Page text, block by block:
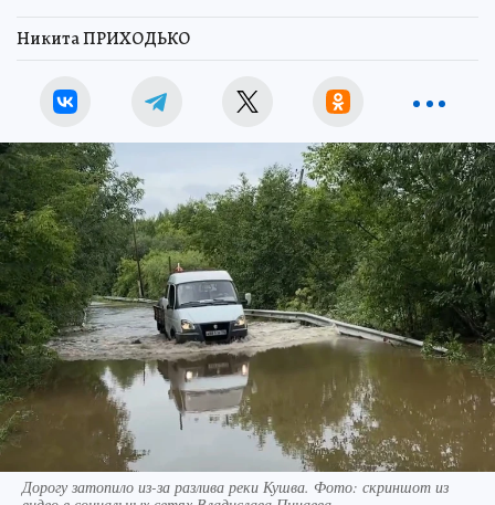
Никита ПРИХОДЬКО
Дорогу затопило из-за разлива реки Кушва. Фото: скриншот из